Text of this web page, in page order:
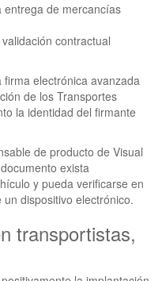
entrega de mercancías
contractual
electrónica avanzada
de los Transportes
la identidad del firmante
de producto de Visual
exista
y pueda verificarse en
dispositivo electrónico.
transportistas,